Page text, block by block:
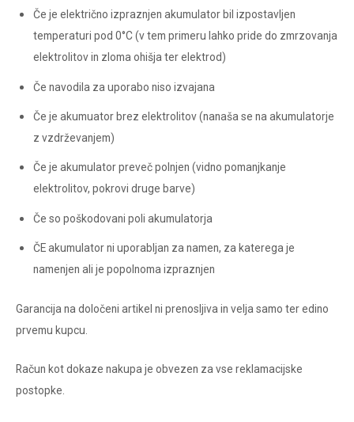
Če je električno izpraznjen akumulator bil izpostavljen
temperaturi pod 0°C (v tem primeru lahko pride do zmrzovanja
elektrolitov in zloma ohišja ter elektrod)
Če navodila za uporabo niso izvajana
Če je akumuator brez elektrolitov (nanaša se na akumulatorje
z vzdrževanjem)
Če je akumulator preveč polnjen (vidno pomanjkanje
elektrolitov, pokrovi druge barve)
Če so poškodovani poli akumulatorja
ČE akumulator ni uporabljan za namen, za katerega je
namenjen ali je popolnoma izpraznjen
Garancija na določeni artikel ni prenosljiva in velja samo ter edino
prvemu kupcu.
Račun kot dokaze nakupa je obvezen za vse reklamacijske
postopke.